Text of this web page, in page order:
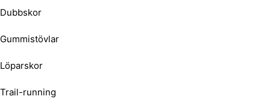
Dubbskor
Gummistövlar
Löparskor
Trail-running